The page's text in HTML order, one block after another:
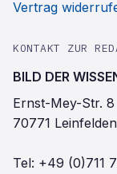
Vertrag
KONTAKT ZUR
BILD DER
Ernst-Mey-Str. 8
70771
Tel: +49 (0)711